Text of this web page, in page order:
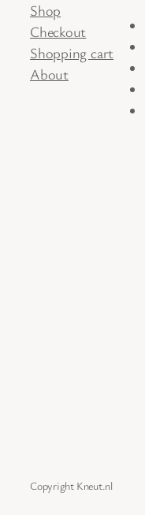
Shop
Checkout
Shopping cart
About
Copyright Kneut.nl